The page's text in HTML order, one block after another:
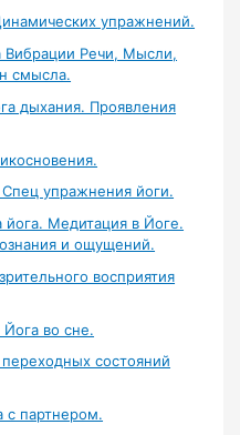
упражнений.
Вибрации Речи, Мысли,
смысла.
дыхания. Проявления
упражнения йоги.
Медитация в Йоге.
и ощущений.
восприятия
во сне.
состояний
с партнером.